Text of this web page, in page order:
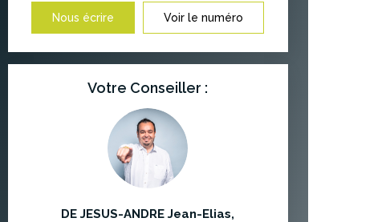
Nous écrire Voir le numéro
Votre Conseiller :
DE JESUS-ANDRE Jean-Elias,